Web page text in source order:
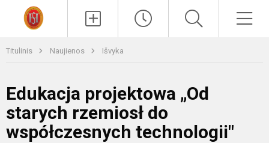
Titulinis Naujienos Išvyka
Edukacja projektowa „Od
starych rzemiosł do
współczesnych technologii"